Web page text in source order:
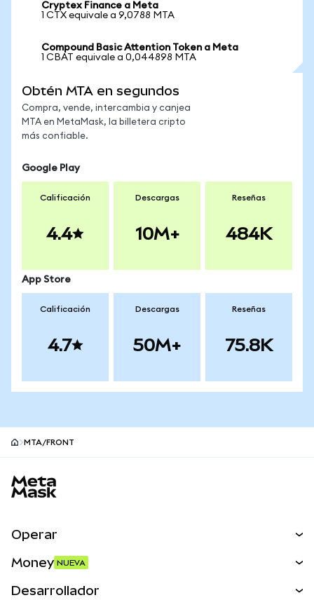
Cryptex Finance a Meta
1 CTX equivale a 9,0788 MTA
Compound Basic Attention Token a Meta
1 CBAT equivale a 0,044898 MTA
Obtén MTA en segundos
Compra, vende, intercambia y canjea
MTA en MetaMask, la billetera cripto
más confiable.
Google Play
Calificación
4.4
Descargas
10M+
Reseñas
484K
App Store
Calificación
4.7
Descargas
50M+
Reseñas
75.8K
MTA/FRONT
Operar
Money NUEVA
Desarrollador